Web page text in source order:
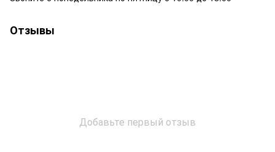
Отзывы
Добавьте первый отзыв